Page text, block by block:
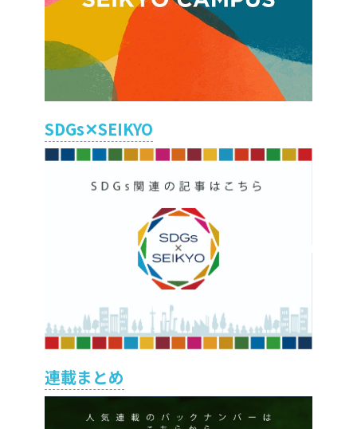
SDGs✕SEIKYO
連載まとめ